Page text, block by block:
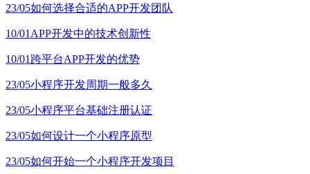
23/05如何选择合适的APP开发团队
10/01 APP开发中的技术创新性
10/01 跨平台APP开发的优势
23/05小程序开发周期一般多久
23/05小程序平台基础注册认证
23/05如何设计一个小程序原型
23/05如何开始一个小程序开发项目